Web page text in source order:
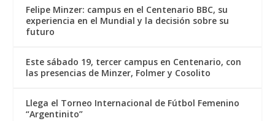
Felipe Minzer: campus en el Centenario BBC, su
experiencia en el Mundial y la decisión sobre su
futuro
Este sábado 19, tercer campus en Centenario, con
las presencias de Minzer, Folmer y Cosolito
Llega el Torneo Internacional de Fútbol Femenino
“Argentinito”